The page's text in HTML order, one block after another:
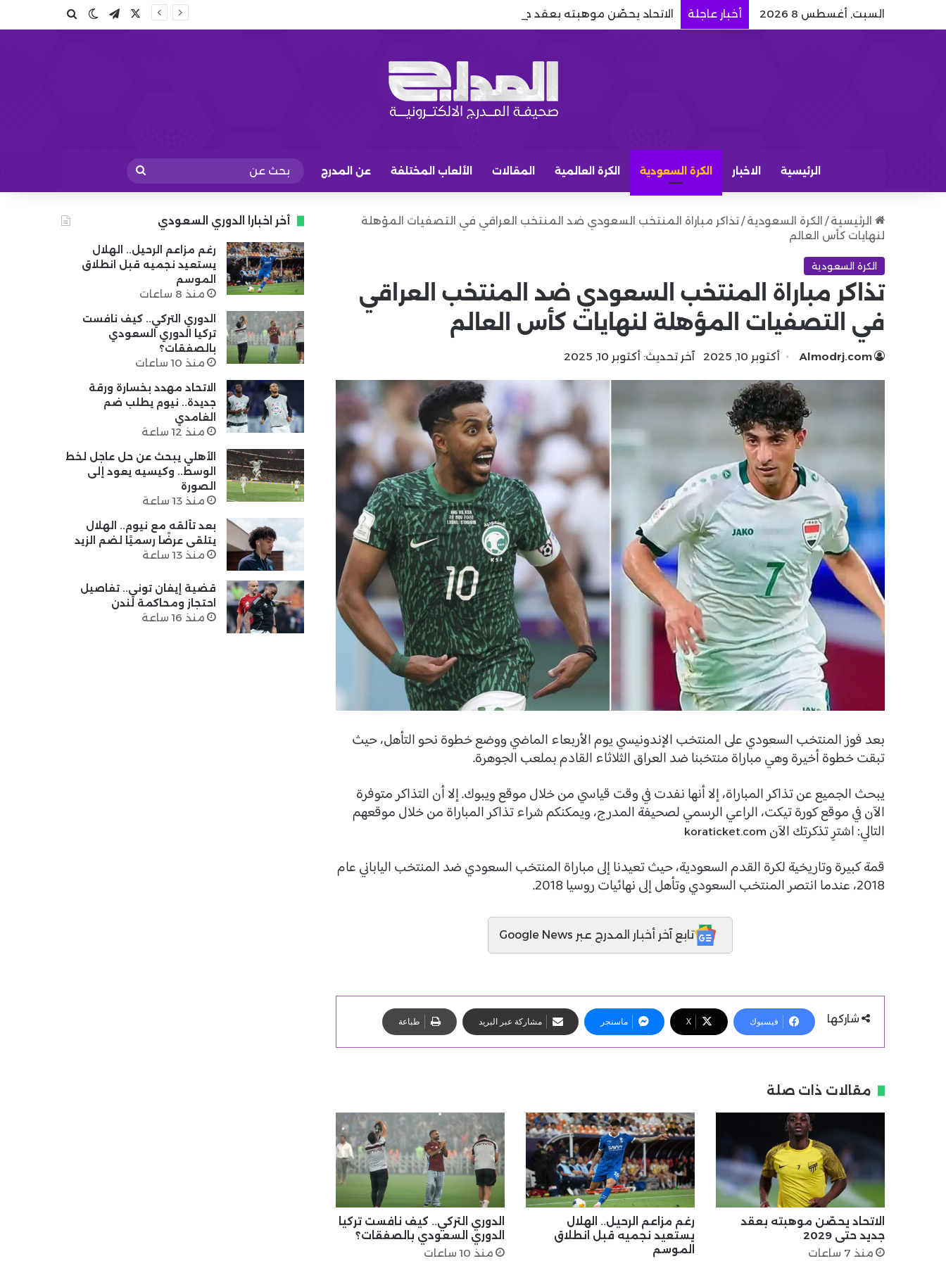
السبت, أغسطس 8 2026 أخبار عاجلة الاتحاد يحصّن موهبته بعقد جديد حتى 2029 تيلقرامالوضع المظلم
بحث عن
الرئيسية الاخبار الكرة السعودية الكرة العالمية المقالات الألعاب المختلفة عن المدرج
بحث
عن
الرئيسية / الكرة السعودية /تذاكر مباراة المنتخب السعودي ضد المنتخب العراقي في التصفيات المؤهلة
لنهايات كأس العالم
الكرة السعودية
تذاكر مباراة المنتخب السعودي ضد المنتخب العراقي
في التصفيات المؤهلة لنهايات كأس العالم
Almodrj.com أكتوبر 10, 2025 آخر تحديث: أكتوبر 10, 2025
بعد فوز المنتخب السعودي على المنتخب الإندونيسي يوم الأربعاء الماضي ووضع خطوة نحو التأهل، حيث
تبقت خطوة أخيرة وهي مباراة منتخبنا ضد العراق الثلاثاء القادم بملعب الجوهرة.
يبحث الجميع عن تذاكر المباراة، إلا أنها نفدت في وقت قياسي من خلال موقع ويبوك. إلا أن التذاكر متوفرة
الآن في موقع كورة تيكت، الراعي الرسمي لصحيفة المدرج، ويمكنكم شراء تذاكر المباراة من خلال موقعهم
التالي: اشترِ تذكرتك الآن koraticket.com
قمة كبيرة وتاريخية لكرة القدم السعودية، حيث تعيدنا إلى مباراة المنتخب السعودي ضد المنتخب الياباني عام
2018، عندما انتصر المنتخب السعودي وتأهل إلى نهائيات روسيا 2018.
تابع آخر أخبار المدرج عبر Google News
شاركها فيسبوك X ماسنجر مشاركة عبر البريد طباعة
مقالات ذات صلة
الاتحاد يحصّن موهبته بعقد
جديد حتى 2029
منذ 7 ساعات
رغم مزاعم الرحيل.. الهلال
يستعيد نجميه قبل انطلاق
الموسم
الدوري التركي.. كيف نافست تركيا
الدوري السعودي بالصفقات؟
منذ 10 ساعات
أخر اخبارا الدوري السعودي
رغم مزاعم الرحيل.. الهلال
يستعيد نجميه قبل انطلاق
الموسم
منذ 8 ساعات
الدوري التركي.. كيف نافست
تركيا الدوري السعودي
بالصفقات؟
منذ 10 ساعات
الاتحاد مهدد بخسارة ورقة
جديدة.. نيوم يطلب ضم
الغامدي
منذ 12 ساعة
الأهلي يبحث عن حل عاجل لخط
الوسط.. وكيسيه يعود إلى
الصورة
منذ 13 ساعة
بعد تألقه مع نيوم.. الهلال
يتلقى عرضًا رسميًا لضم الزيد
منذ 13 ساعة
قضية إيفان توني.. تفاصيل
احتجاز ومحاكمة لندن
منذ 16 ساعة